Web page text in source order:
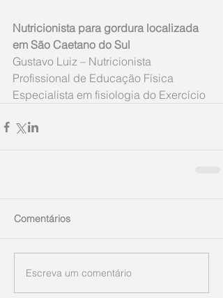
Nutricionista para gordura localizada
em São Caetano do Sul
Gustavo Luiz – Nutricionista
Profissional de Educação Física
Especialista em fisiologia do Exercício
Comentários
Escreva um comentário